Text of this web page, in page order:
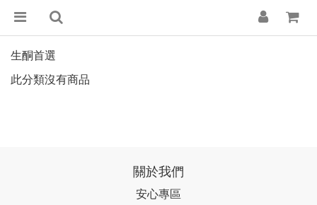
生酮首選
此分類沒有商品
關於我們
安心專區